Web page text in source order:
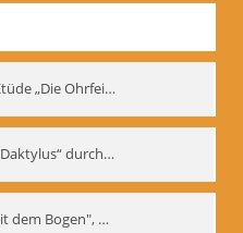
Demonstration der Etüde „Die Ohrfeige“
Demonstration des „Daktylus“ durch Gennadij Nikolajewitsch Bogdanow, Berlin 1991
Etüde "Der Schuss mit dem Bogen", Gennadij Bogdanow